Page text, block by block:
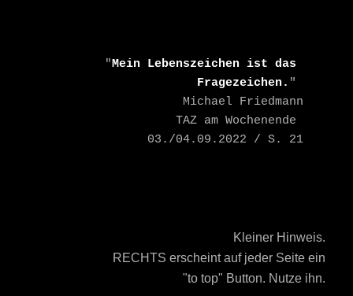
    "
Mein Lebenszeichen ist das
Fragezeichen. "
03./04.09.2022 / S. 21
Kleiner Hinweis.
RECHTS erscheint auf jeder Seite ein
"to top" Button. Nutze ihn.